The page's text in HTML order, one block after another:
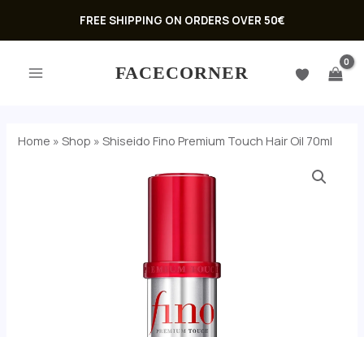
FREE SHIPPING ON ORDERS OVER 50€
MENU
FACECORNER
Home »Shop »Shiseido Fino Premium Touch Hair Oil 70ml